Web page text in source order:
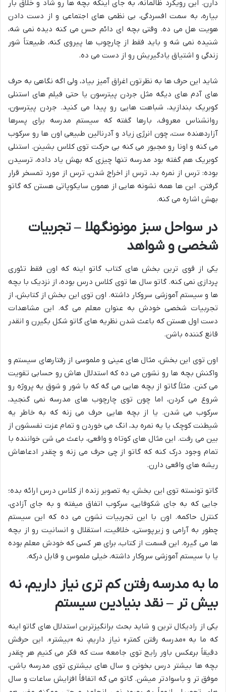
دارن. این رویکرد ظالمانه، به جای اینکه بچه ها رو شاد و خلاق بار
بیاره، به سمت افسردگی، بی نظمی های اجتماعی و از دست دادن
هویت هل می ده. وقتی بچه ای دائم حس می کنه دیده نمی شه،
شنیده نمی شه و باید فقط از چارچوب ها پیروی کنه، طبیعتاً شور
زندگی و اشتیاق یادگیریش رو از دست می ده.
شاید این حرف ها به نظرتون اغراق آمیز بیاد، ولی اگه نگاهی به حرف
های آدم های دیگه مثل جردن پیترسون یا حتی فیلم های استنلی
کوبریک بندازید، شباهت هایی رو پیدا می کنید. جردن پیترسون،
روانشناس معروف، بارها گفته که سیستم مدرسه برای پسرها
آزاردهنده ست، چون انرژی زیاد و آدرنالین طبیعی اون ها رو سرکوب
می کنه و اونا رو مجبور می کنه بی حرکت توی کلاس بشینن. استنلی
کوبریک هم گفته بود مدرسه تنها چیزی که بهش یاد داده، ترسیدن
بوده: ترس از نمره بد، ترس از اخراج شدن، ترس از مورد تمسخر قرار
گرفتن. این ها همه نشونه هایی از همون سایکوپاتی هستن که گاتو
بهش اشاره می کنه.
در سواحل سبز مونونگهلا – تجربیات
شخصی و شواهد
یکی از قوی ترین بخش های کتاب گاتو اینه که اون فقط تئوری
پردازی نمی کنه. گاتو سال ها توی کلاس درس بوده، از نزدیک با بچه
ها و سیستم آموزشی سروکار داشته. اون توی این بخش از کتابش، از
تجربیات شخصی خودش به عنوان معلم می گه. این مشاهدات
دست اول هستن که باعث شدن نظریه های گاتو شکل بگیرن و انقدر
قانع کننده باشن.
اون توی این بخش، مثال های عینی و ملموسی از رفتارهای سیستم و
واکنش بچه ها رو نشون می ده که استدلال هاش رو حسابی تقویت
می کنن. مثلاً گاتو از بچه هایی می گه که با شور و شوق یه پروژه رو
شروع می کردن، اما چون توی چارچوب های مدرسه نمی گنجید،
سرکوب می شدن. یا از بچه هایی حرف می زنه که به خاطر یه
شیطنت کوچک یا یه نمره بد، انگ می خوردن و تمام عزت نفسشون از
بین می رفت. این مثال های کوتاه و واقعی، باعث می شن خواننده با
تمام وجود درک کنه که گاتو از چی حرف می زنه و چقدر ادعاهاش
ریشه های واقعی دارن.
گاتو تونسته توی این بخش، یه تصویر زنده از کلاس درس ارائه بده؛
جایی که به جای شکوفایی، سرکوب اتفاق میفته و به جای آزادی،
کنترل حاکمه. اون با این تجربیات نشون می ده که این سیستم
چطور به آرامی و زیرپوستی، خلاقیت، استقلال و انسانیت رو از بچه
ها می گیره. این قسمت از کتاب، برای هر کسی که خودش معلم بوده
یا با سیستم آموزشی سروکار داشته، خیلی ملموس و قابل درکه.
ما به مدرسه رفتن کم تری نیاز داریم، نه
بیش تر – نقد بنیادین سیستم
یکی از رادیکال ترین و شاید بحث برانگیزترین استدلال های گاتو اینه
که ما به «مدرسه رفتن کمتر» نیاز داریم، نه «بیشتر». این حرفش
دقیقاً برعکس باور رایج توی جامعه ست که فکر می کنیم هر چقدر
بچه ها بیشتر درس بخونن و سال های بیشتری توی مدرسه باشن،
موفق تر و باسوادتر میشن. گاتو می گه اتفاقاً افزایش ساعات و سال